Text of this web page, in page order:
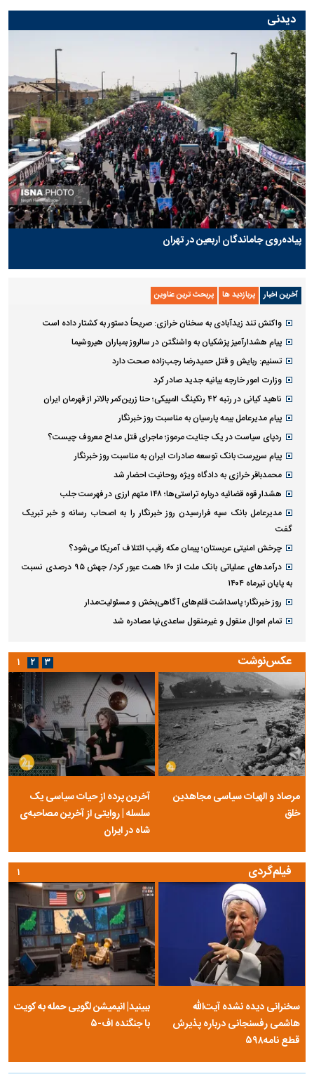
دیدنی
پیاده‌روی جاماندگان اربعین در تهران
آخرین اخبار پربازدید ها پربحث ترین عناوین
واکنش تند زیدآبادی به سخنان خرازی: صریحاً دستور به کشتار داده است
پیام هشدارآمیز پزشکیان به واشنگتن در سالروز بمباران هیروشیما
تسنیم: ربایش و قتل حمیدرضا رجب‌زاده صحت دارد
وزارت امور خارجه بیانیه جدید صادر کرد
ناهید کیانی در رتبه ۴۲ رنکینگ المپیکی؛ حنا زرین‌کمر بالاتر از قهرمان ایران
پیام مدیرعامل بیمه پارسیان به مناسبت روز خبرنگار
ردپای سیاست در یک جنایت مرموز؛ ماجرای قتل مداح معروف چیست؟
پیام سرپرست بانک توسعه صادرات ایران به مناسبت روز خبرنگار
محمدباقر خرازی به دادگاه ویژه روحانیت احضار شد
هشدار قوه قضائیه درباره تراستی‌ها؛ ۱۴۸ متهم ارزی در فهرست جلب
مدیرعامل بانک سپه فرارسیدن روز خبرنگار را به اصحاب رسانه و خبر تبریک
گفت
چرخش امنیتی عربستان؛ پیمان مکه رقیب ائتلاف آمریکا می‌شود؟
درآمد‌های عملیاتی بانک ملت از ۱۶۰ همت عبور کرد/ جهش ۹۵ درصدی نسبت
به پایان تیرماه ۱۴۰۴
روز خبرنگار؛ پاسداشت قلم‌های آگاهی‌بخش و مسئولیت‌مدار
تمام اموال منقول و غیرمنقول ساعدی‌نیا مصادره شد
عکس‌نوشت
مرصاد و الهیات سیاسی مجاهدین
خلق
آخرین پرده از حیات سیاسی یک
سلسله | روایتی از آخرین مصاحبه‌ی
شاه در ایران
۱ ۲ ۳
فیلم‌گردی
سخنرانی دیده نشده آیت‌الله
هاشمی رفسنجانی درباره پذیرش
قطع نامه۵۹۸
ببینید| انیمیشن لگویی حمله به کویت
با جنگنده اف-۵
۱